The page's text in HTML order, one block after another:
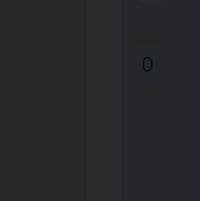
0